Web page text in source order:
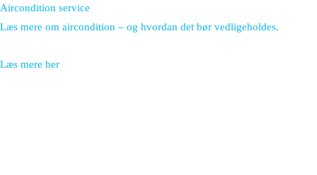
Aircondition service
Læs mere om aircondition – og hvordan det bør vedligeholdes.
Læs mere her